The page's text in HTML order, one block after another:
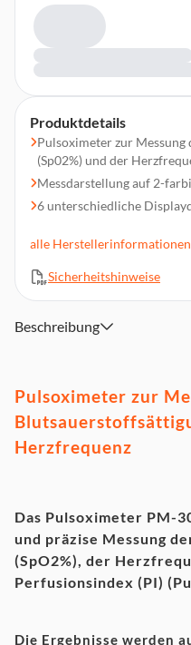
Produktdetails
Pulsoximeter zur
(Sp02%) und der
Messdarstellung auf 2-
6 unterschiedliche
Sauerstoffsättigung (SpO2)
Balken-oder Wellenform
Automatische Abschaltung
Zertifiziertes
alle Herstellerinformationen
Sicherheitshinweise
Beschreibung
Pulsoximeter zur
Herzfrequenz
Das Pulsoximeter PM-
und präzise Messung
(SpO2%), der
Perfusionsindex (PI)
Die Ergebnisse werden